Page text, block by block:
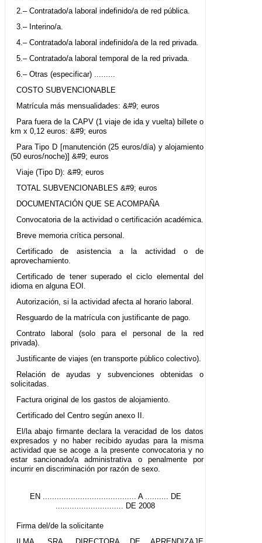
2.– Contratado/a laboral indefinido/a de red pública.
3.– Interino/a.
4.– Contratado/a laboral indefinido/a de la red privada.
5.– Contratado/a laboral temporal de la red privada.
6.– Otras (especificar) .........
COSTO SUBVENCIONABLE
Matrícula más mensualidades: &#9; euros
Para fuera de la CAPV (1 viaje de ida y vuelta) billete o
km x 0,12 euros: &#9; euros
Para Tipo D [manutención (25 euros/día) y alojamiento
(50 euros/noche)] &#9; euros
Viaje (Tipo D): &#9; euros
TOTAL SUBVENCIONABLES &#9; euros
DOCUMENTACIÓN QUE SE ACOMPAÑA
Convocatoria de la actividad o certificación académica.
Breve memoria crítica personal.
Certificado de asistencia a la actividad o de
aprovechamiento.
Certificado de tener superado el ciclo elemental del
idioma en alguna EOI.
Autorización, si la actividad afecta al horario laboral.
Resguardo de la matrícula con justificante de pago.
Contrato laboral (solo para el personal de la red
privada).
Justificante de viajes (en transporte público colectivo).
Relación de ayudas y subvenciones obtenidas o
solicitadas.
Factura original de los gastos de alojamiento.
Certificado del Centro según anexo II.
El/la abajo firmante declara la veracidad de los datos
expresados y no haber recibido ayudas para la misma
actividad que se acoge a la presente convocatoria y no
estar sancionado/a administrativa o penalmente por
incurrir en discriminación por razón de sexo.
EN ........................................ A .......... DE
............................. DE 2008
Firma del/de la solicitante